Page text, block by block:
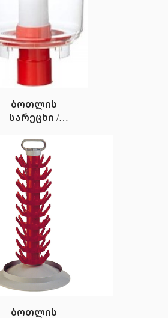
ბოთლის
სარეცხი /
ბოთლის